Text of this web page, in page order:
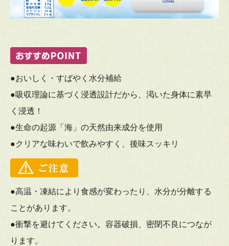
●おいしく・すばやく水分補給
●吸収理論に基づく浸透設計だから、渇いた身体に素早
く浸透！
●生命の起源「海」の天然由来成分を使用
●クリアな味わいで飲みやすく、後味スッキリ
●高温・凍結により食感が変わったり、水分が分離する
ことがあります。
●衝撃を避けてください。容器破損、密閉不良につなが
ります。